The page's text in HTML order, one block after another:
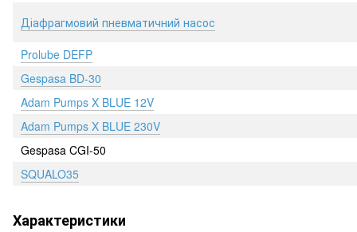
Діафрагмовий пневматичний насос
Prolube DEFP
Gespasa BD-30
Adam Pumps X BLUE 12V
Adam Pumps X BLUE 230V
Gespasa CGI-50
SQUALO35
Характеристики